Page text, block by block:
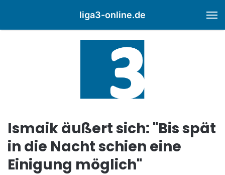
liga3-online.de
Ismaik äußert sich: "Bis spät
in die Nacht schien eine
Einigung möglich"